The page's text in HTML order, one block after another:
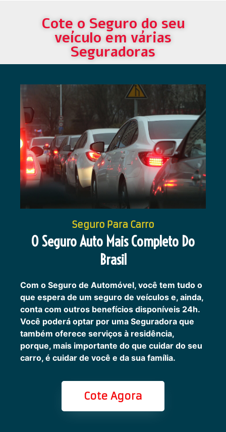
Cote o Seguro do seu
veículo em várias
Seguradoras
Seguro Para Carro
O Seguro Auto Mais Completo Do
Brasil
Com o Seguro de Automóvel, você tem tudo o
que espera de um seguro de veículos e, ainda,
conta com outros benefícios disponíveis 24h.
Você poderá optar por uma Seguradora que
também oferece serviços à residência,
porque, mais importante do que cuidar do seu
carro, é cuidar de você e da sua família.
Cote Agora